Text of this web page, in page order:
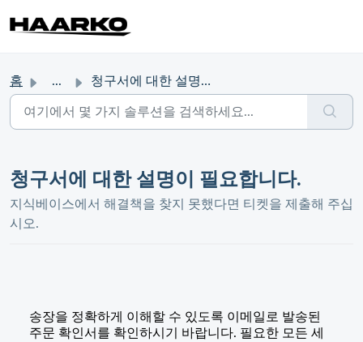
홈 ... 청구서에 대한 설명이 필요합니다.
청구서에 대한 설명이 필요합니다.
지식베이스에서 해결책을 찾지 못했다면 티켓을 제출해 주십
시오.
송장을 정확하게 이해할 수 있도록 이메일로 발송된
주문 확인서를 확인하시기 바랍니다. 필요한 모든 세